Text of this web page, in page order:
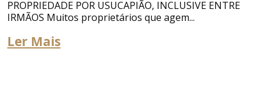
PROPRIEDADE POR USUCAPIÃO, INCLUSIVE ENTRE
IRMÃOS Muitos proprietários que agem...
Ler Mais